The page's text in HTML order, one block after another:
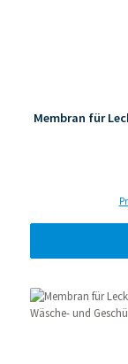
Membran für